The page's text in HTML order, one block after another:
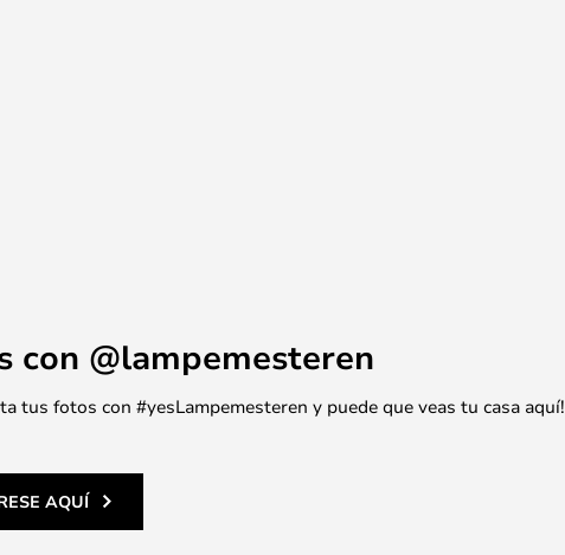
con @lampemesteren
tus fotos con #yesLampemesteren y puede que veas tu casa aquí!
AQUÍ